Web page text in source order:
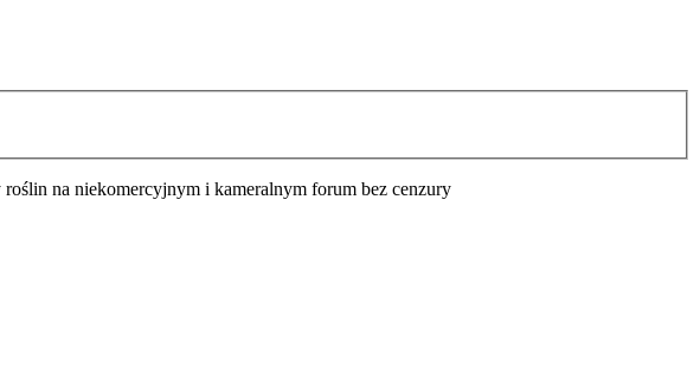
na niekomercyjnym i kameralnym forum bez cenzury